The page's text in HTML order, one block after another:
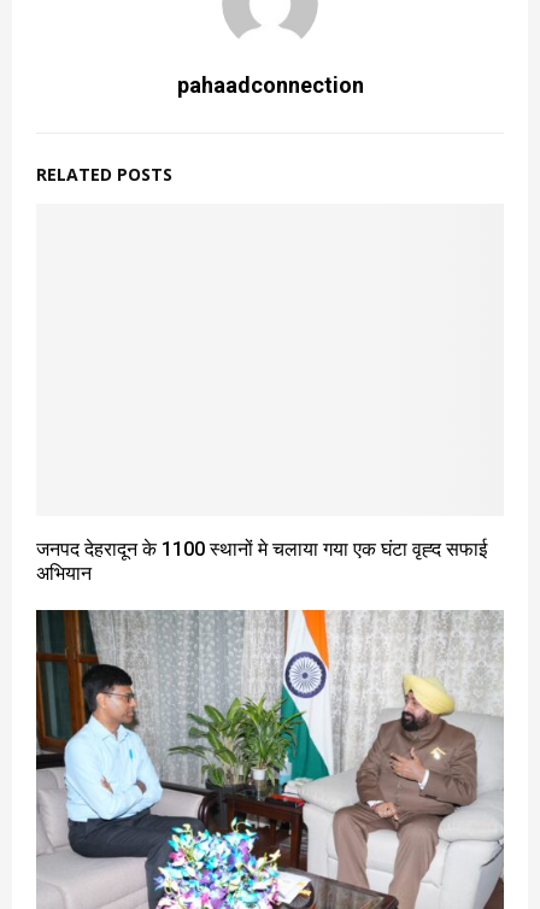
pahaadconnection
RELATED POSTS
जनपद देहरादून के 1100 स्थानों मे चलाया गया एक घंटा वृह्द सफाई
अभियान